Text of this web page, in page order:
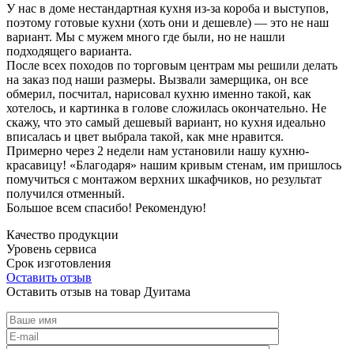
У нас в доме нестандартная кухня из-за короба и выступов,
поэтому готовые кухни (хоть они и дешевле) — это не наш
вариант. Мы с мужем много где были, но не нашли
подходящего варианта.
После всех походов по торговым центрам мы решили делать
на заказ под наши размеры. Вызвали замерщика, он все
обмерил, посчитал, нарисовал кухню именно такой, как
хотелось, и картинка в голове сложилась окончательно. Не
скажу, что это самый дешевый вариант, но кухня идеально
вписалась и цвет выбрала такой, как мне нравится.
Примерно через 2 недели нам установили нашу кухню-
красавицу! «Благодаря» нашим кривым стенам, им пришлось
помучиться с монтажом верхних шкафчиков, но результат
получился отменный.
Большое всем спасибо! Рекомендую!
Качество продукции
Уровень сервиса
Срок изготовления
Оставить отзыв
Оставить отзыв на товар Дуитама